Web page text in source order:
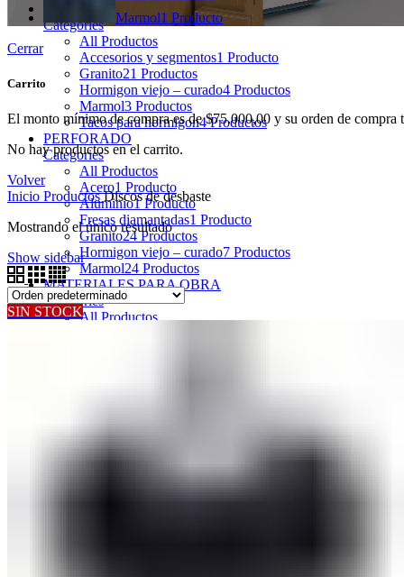
Categories
All Productos
Accesorios y segmentos1 Producto
Granito21 Productos
Hormigon viejo – curado4 Productos
Marmol3 Productos
Tacos para hormigon4 Productos
PERFORADO
Categories
All Productos
Acero1 Producto
Aluminio1 Producto
Fresas diamantadas1 Producto
Granito24 Productos
Hormigon viejo – curado7 Productos
Marmol24 Productos
MATERIALES PARA OBRA
Categories
All Productos
Categories
AllProductos
Marmol1 Producto
Cerrar
Carrito
El monto mínimo de compra es de$75.000,00 y su orden de compra
No hay productos en el carrito.
Volver
Inicio ProductosDiscos de desbaste
Mostrando el único resultado
Show sidebar
SIN STOCK